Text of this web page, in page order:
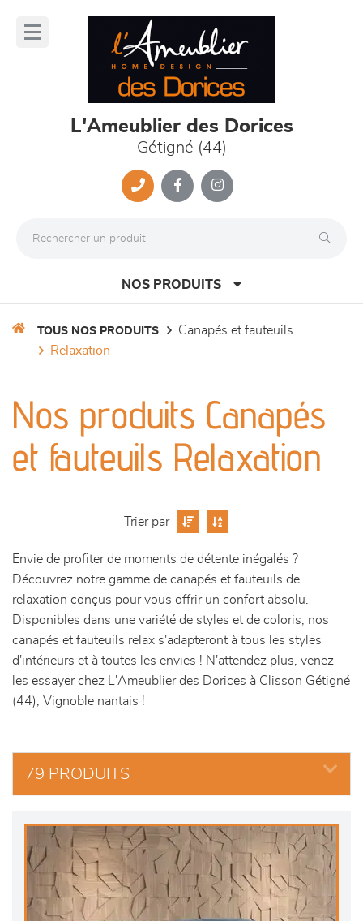
L'Ameublier des Dorices
Gétigné (44)
NOS PRODUITS
séjours
meubles de complément
outdoor
décoration
TOUS NOS PRODUITS
canapés et fauteuils
relaxation
Nos produits Canapés
et fauteuils Relaxation
Trier par
Envie de profiter de moments de détente inégalés ?
Découvrez notre gamme de canapés et fauteuils de
relaxation conçus pour vous offrir un confort absolu.
Disponibles dans une variété de styles et de coloris, nos
canapés et fauteuils relax s'adapteront à tous les styles
d'intérieurs et à toutes les envies ! N'attendez plus, venez
les essayer chez L'Ameublier des Dorices à Clisson Gétigné
(44), Vignoble nantais !
79 PRODUITS